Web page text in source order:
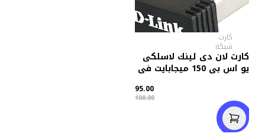
كارت
شبكة
كارت لان دى لينك لاسلكى
يو اس بى 150 ميجابايت فى
95.00
100.00